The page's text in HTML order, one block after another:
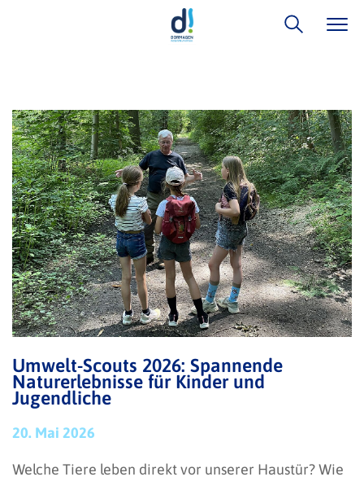
Umwelt-Scouts 2026: Spannende
Naturerlebnisse für Kinder und
Jugendliche
20. Mai 2026
Welche Tiere leben direkt vor unserer Haustür? Wie